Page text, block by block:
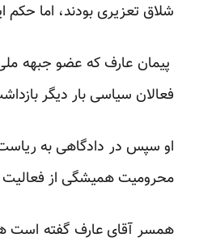
شلاق تعزیری بودند، اما
فعالان سیاسی بار دیگر
محرومیت همیشگی از